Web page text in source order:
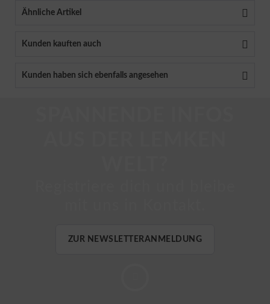
Ähnliche Artikel
Kunden kauften auch
Kunden haben sich ebenfalls angesehen
ZUR NEWSLETTERANMELDUNG